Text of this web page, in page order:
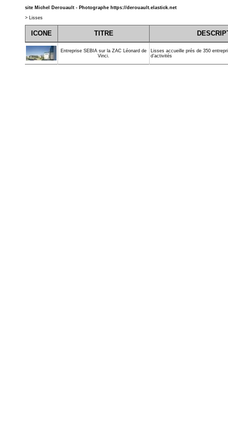
site Michel Derouault - Photographe https://derouault.elastick.net
>
Lisses
ICONE TITRE
Entreprise SEBIA sur la ZAC Léonard de
Vinci.
Lisses accueille prés de 350
d’activités